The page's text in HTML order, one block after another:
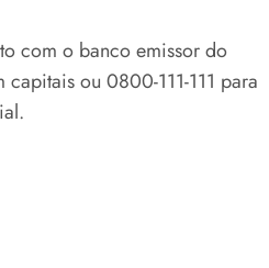
com o banco emissor do
ou 0800-111-111 para